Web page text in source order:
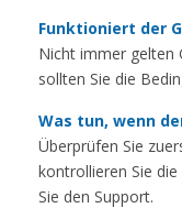
Funktioniert der
Nicht immer gelten
sollten Sie die
Was tun, wenn
Überprüfen Sie
kontrollieren Sie
Sie den Support.